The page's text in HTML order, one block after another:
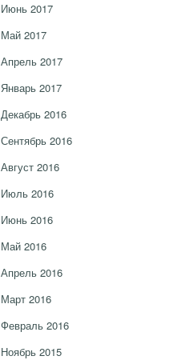
Июнь 2017
Май 2017
Апрель 2017
Январь 2017
Декабрь 2016
Сентябрь 2016
Август 2016
Июль 2016
Июнь 2016
Май 2016
Апрель 2016
Март 2016
Февраль 2016
Ноябрь 2015